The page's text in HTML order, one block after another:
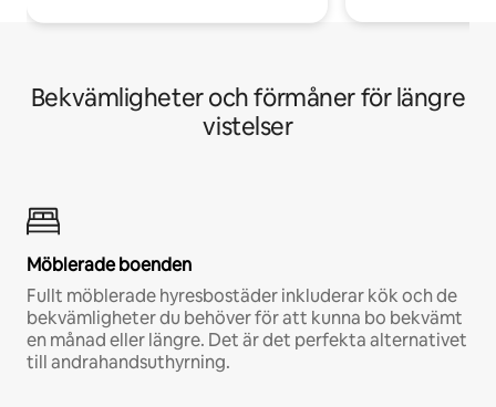
Bekvämligheter och förmåner för längre
vistelser
Möblerade boenden
Fullt möblerade hyresbostäder inkluderar kök och de
bekvämligheter du behöver för att kunna bo bekvämt
en månad eller längre. Det är det perfekta alternativet
till andrahandsuthyrning.